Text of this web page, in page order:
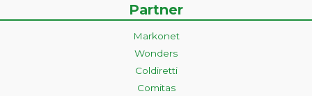
Partner
Markonet
Wonders
Coldiretti
Comitas